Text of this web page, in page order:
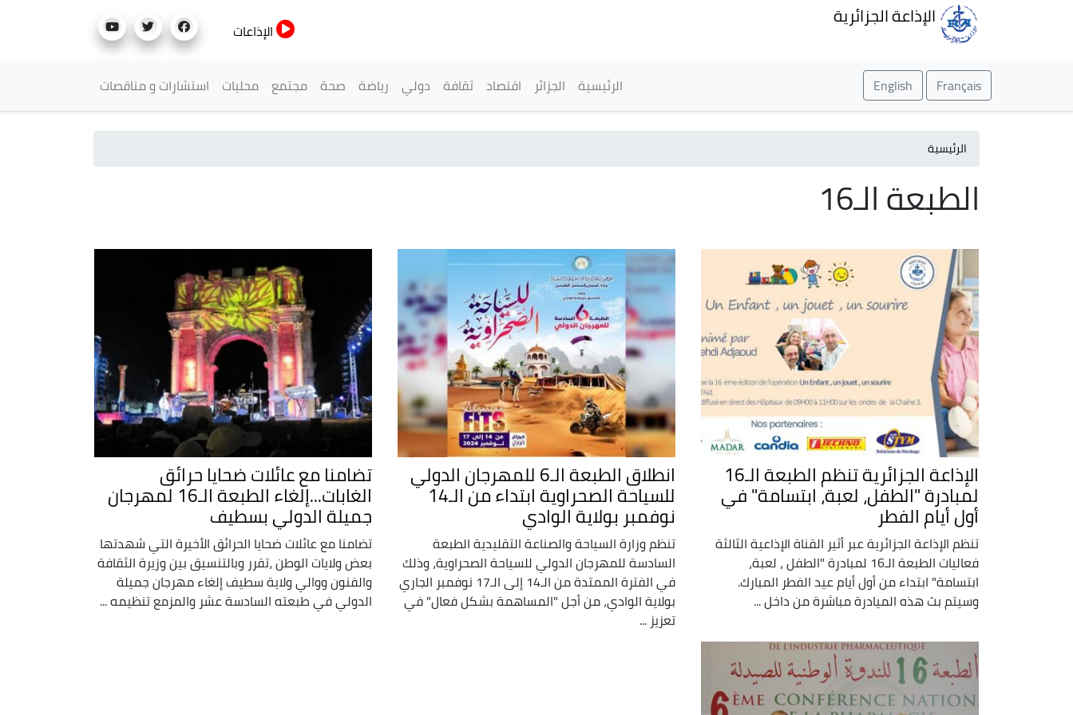
الإذاعة الجزائرية
الإذاعات
Français
English القائمة الرئيسية
الرئيسية الجزائر اقتصاد ثقافة دولي رياضة صحة مجتمع محليات استشارات و مناقصات
الرئيسية
الطبعة الـ16
الإذاعة الجزائرية تنظم الطبعة الـ16
لمبادرة "الطفل، لعبة، ابتسامة" في
أول أيام الفطر
تنظم الإذاعة الجزائرية عبر أثير القناة الإذاعية الثالثة
فعاليات الطبعة الـ16 لمبادرة "الطفل ، لعبة،
ابتسامة" ابتداء من أول أيام عيد الفطر المبارك.
وسيتم بث هذه الميادرة مباشرة من داخل ...
انطلاق الطبعة الـ6 للمهرجان الدولي
للسياحة الصحراوية ابتداء من الـ14
نوفمبر بولاية الوادي
تنظم وزارة السياحة والصناعة التقليدية الطبعة
السادسة للمهرجان الدولي للسياحة الصحراوية، وذلك
في الفترة الممتدة من الـ14 إلى الـ17 نوفمبر الجاري
بولاية الوادي، من أجل "المساهمة بشكل فعال" في
تعزيز ...
تضامنا مع عائلات ضحايا حرائق
الغابات...إلغاء الطبعة الـ16 لمهرجان
جميلة الدولي بسطيف
تضامنا مع عائلات ضحايا الحرائق الأخيرة التي شهدتها
بعض ولايات الوطن ،تقرر وبالتنسيق بين وزيرة الثقافة
والفنون ووالي ولاية سطيف إلغاء مهرجان جميلة
الدولي في طبعته السادسة عشر والمزمع تنظيمه ...